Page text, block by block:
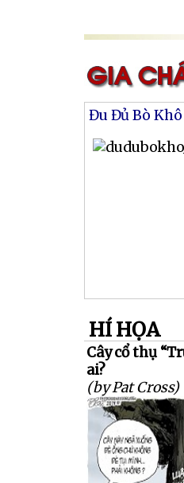
Đu Đủ Bò Khô
HÍ HỌA
Cây cổ thụ
ai?
(by Pat Cross)